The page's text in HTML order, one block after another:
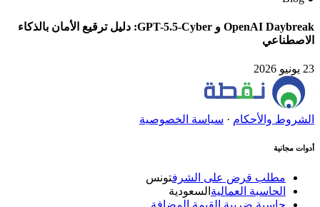
OpenAI Daybreak و GPT-5.5-Cyber: دليل ترقيع الأمان بالذكاء
الاصطناعي
23 يونيو 2026
الشروط والأحكام· سياسة الخصوصية
أدوات مجانية
مطلب قرض على الشرف تونس
الحاسبة العماليةالسعودية